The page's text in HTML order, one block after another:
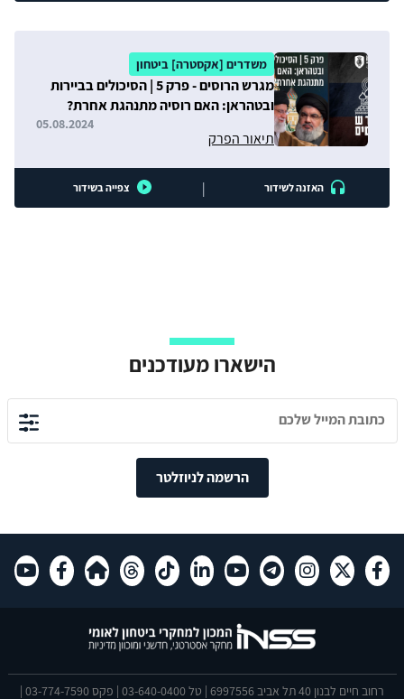
משדרים [אקסטרה] ביטחון
מגרש הרוסים - פרק 5 | הסיכולים בביירות
ובטהראן: האם רוסיה מתנהגת אחרת?
תיאור הפרק
05.08.2024
האזנה לשידור צפייה בשידור
הישארו מעודכנים
הרשמה לניוזלטר
רחוב חיים לבנון 40 תל אביב 6997556 | טל 03-640-0400 | פקס 03-774-7590 |